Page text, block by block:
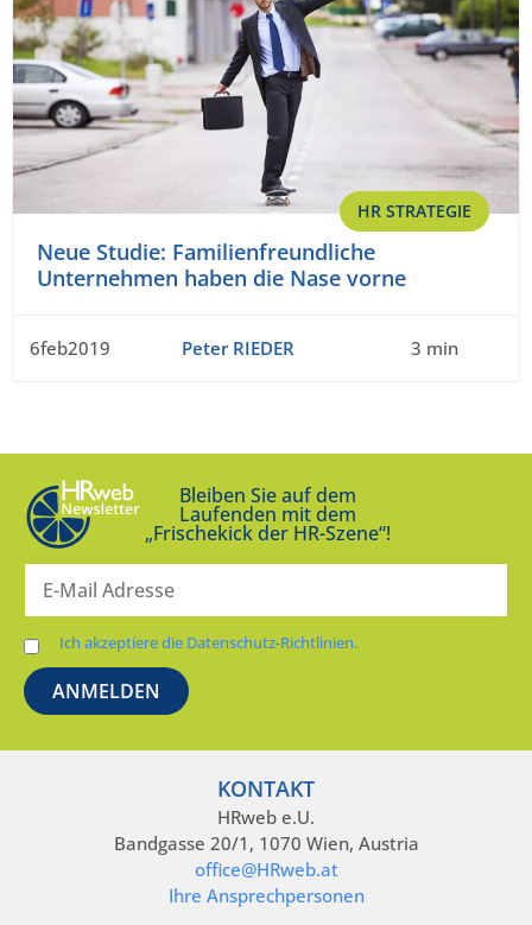
HR STRATEGIE
Neue Studie: Familienfreundliche
Unternehmen haben die Nase vorne
6feb2019 Peter RIEDER 3 min
Bleiben Sie auf dem
Laufenden mit dem
„Frischekick der HR-Szene“!
Ich akzeptiere die Datenschutz-Richtlinien.
KONTAKT
HRweb e.U.
Bandgasse 20/1, 1070 Wien, Austria
office@HRweb.at
Ihre Ansprechpersonen